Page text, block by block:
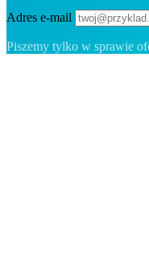
Adres e-mail
Piszemy tylko w sprawie